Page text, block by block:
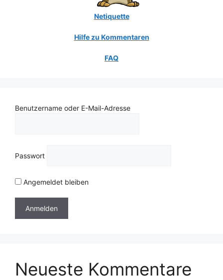
Netiquette
Hilfe zu Kommentaren
FAQ
Benutzername oder E-Mail-Adresse
Passwort
Angemeldet bleiben
Neueste Kommentare